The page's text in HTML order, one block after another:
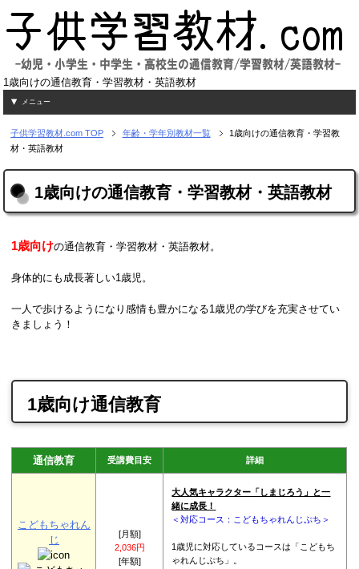
1歳向けの通信教育・学習教材・英語教材
メニュー
子供学習教材.com TOP 年齢・学年別教材一覧
1歳向けの通信教育・学習教
材・英語教材
1歳向けの通信教育・学習教材・英語教材
1歳向けの通信教育・学習教材・英語教材。
身体的にも成長著しい1歳児。
一人で歩けるようになり感情も豊かになる1歳児の学びを充実させてい
きましょう！
1歳向け通信教育
通信教育 受講費目安 詳細
こどもちゃれん
じ
[月額]
2,036円
[年額]
大人気キャラクター「しまじろう」と一
緒に成長！
＜対応コース：こどもちゃれんじぷち＞
1歳児に対応しているコースは「こどもち
ゃれんじぷち」。